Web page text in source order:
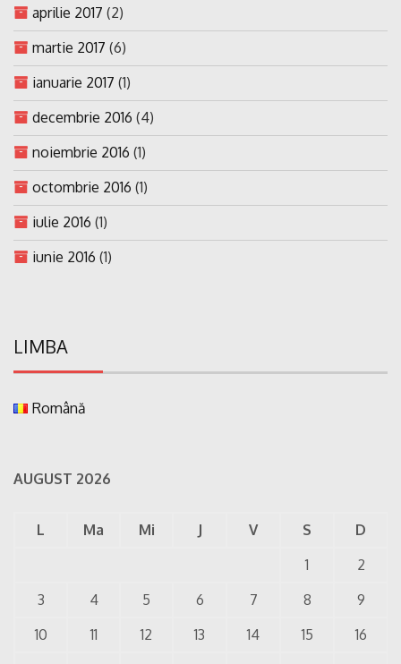
aprilie 2017 (2)
martie 2017 (6)
ianuarie 2017 (1)
decembrie 2016 (4)
noiembrie 2016 (1)
octombrie 2016 (1)
iulie 2016 (1)
iunie 2016 (1)
LIMBA
Română
AUGUST 2026
L Ma Mi J V S
D
1
2
3
4 5 6 7 8
9
10
11 12 13 14 15
16